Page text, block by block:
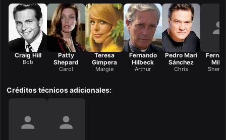
Craig Hill
Bob
Patty
Shepard
Carol
Teresa
Gimpera
Margie
Fernando
Hilbeck
Arthur
Pedro Mari
Sánchez
Chris
Créditos técnicos adicionales: